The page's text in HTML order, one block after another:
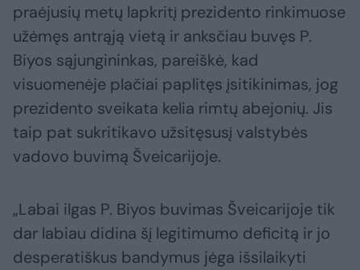
praėjusių metų lapkritį prezidento rinkimuose
užėmęs antrąją vietą ir anksčiau buvęs P.
Biyos sąjungininkas, pareiškė, kad
visuomenėje plačiai paplitęs įsitikinimas, jog
prezidento sveikata kelia rimtų abejonių. Jis
taip pat sukritikavo užsitęsusį valstybės
vadovo buvimą Šveicarijoje.
„Labai ilgas P. Biyos buvimas Šveicarijoje tik
dar labiau didina šį legitimumo deficitą ir jo
desperatiškus bandymus jėga išsilaikyti